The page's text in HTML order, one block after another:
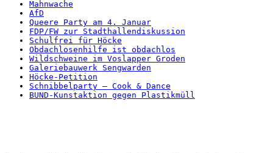
Mahnwache
AfD
Queere Party am 4. Januar
FDP/FW zur Stadthallendiskussion
Schulfrei für Höcke
Obdachlosenhilfe ist obdachlos
Wildschweine im Voslapper Groden
Galeriebauwerk Sengwarden
Höcke-Petition
Schnibbelparty – Cook & Dance
BUND-Kunstaktion gegen Plastikmüll